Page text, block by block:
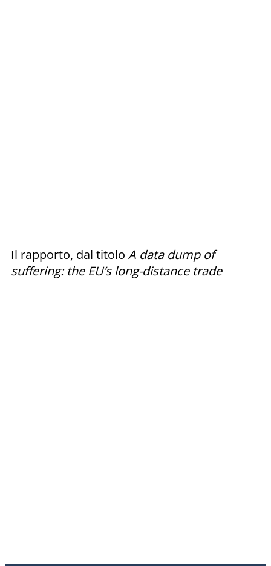
Il rapporto, dal titolo A data dump of
suffering: the EU’s long-distance trade